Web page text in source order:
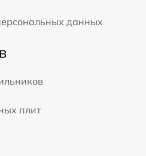
данных
плит